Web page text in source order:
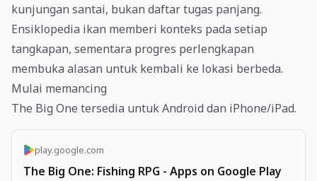
kunjungan santai, bukan daftar tugas panjang.
Ensiklopedia ikan memberi konteks pada setiap
tangkapan, sementara progres perlengkapan
membuka alasan untuk kembali ke lokasi berbeda.
Mulai memancing
The Big One tersedia untuk Android dan iPhone/iPad.
play.google.com
The Big One: Fishing RPG - Apps on Google Play